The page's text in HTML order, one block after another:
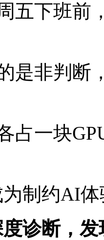
五下班前
是非判断
占一块
为制约AI
度诊断